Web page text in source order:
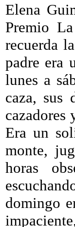
Elena
Premio
recuerda
padre era
lunes a
caza, sus
cazadores
Era un
monte,
horas
domingo